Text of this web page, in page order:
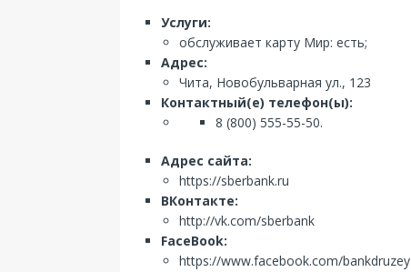
Услуги:
обслуживает карту Мир: есть;
Адрес:
Чита, Новобульварная ул., 123
Контактный(е) телефон(ы):
8 (800) 555-55-50.
Адрес сайта:
https://sberbank.ru
ВКонтакте:
http://vk.com/sberbank
FaceBook:
https://www.facebook.com/bankdruzey